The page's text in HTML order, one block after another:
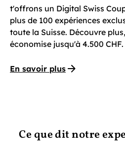
t'offrons un Digital Swiss
plus de 100 expériences
toute la Suisse. Découvre
économise jusqu'à 4.500 CHF.
En savoir plus
Ce que dit notre